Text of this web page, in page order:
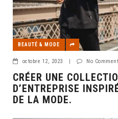
BEAUTÉ & MODE
octobre 12, 2023 No
CRÉER UNE
D’ENTREPRISE
DE LA MODE.